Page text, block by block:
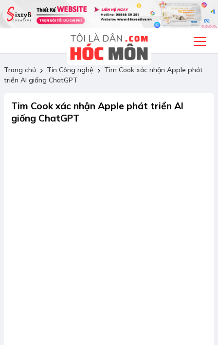
Trang chủ Tin Công nghệ
Tim Cook xác nhận Apple phát
triển AI giống ChatGPT
Tim Cook xác nhận Apple phát triển AI
giống ChatGPT